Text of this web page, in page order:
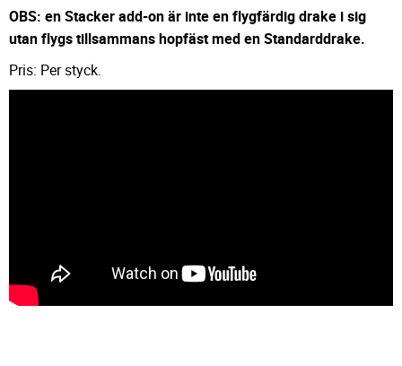
OBS: en Stacker add-on är inte en flygfärdig drake i sig
utan flygs tillsammans hopfäst med en Standarddrake.
Pris: Per styck.